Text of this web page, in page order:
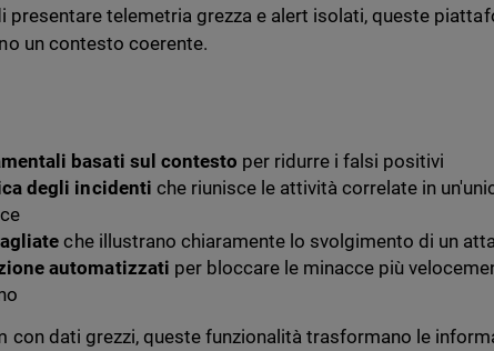
presentare telemetria grezza e alert isolati, queste
un contesto coerente.
basati sul contesto per ridurre i falsi positivi
degli incidenti che riunisce le attività correlate in
che illustrano chiaramente lo svolgimento di un
automatizzati per bloccare le minacce più
con dati grezzi, queste funzionalità trasformano le